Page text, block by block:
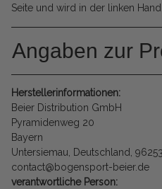
Seite und wird in der linken
Angaben zur
Herstellerinformationen:
Beier Distribution GmbH
Pyramidenweg 20
Bayern
Untersiemau, Deutschland, 96253
contact@bogensport-beier.de
verantwortliche Person: